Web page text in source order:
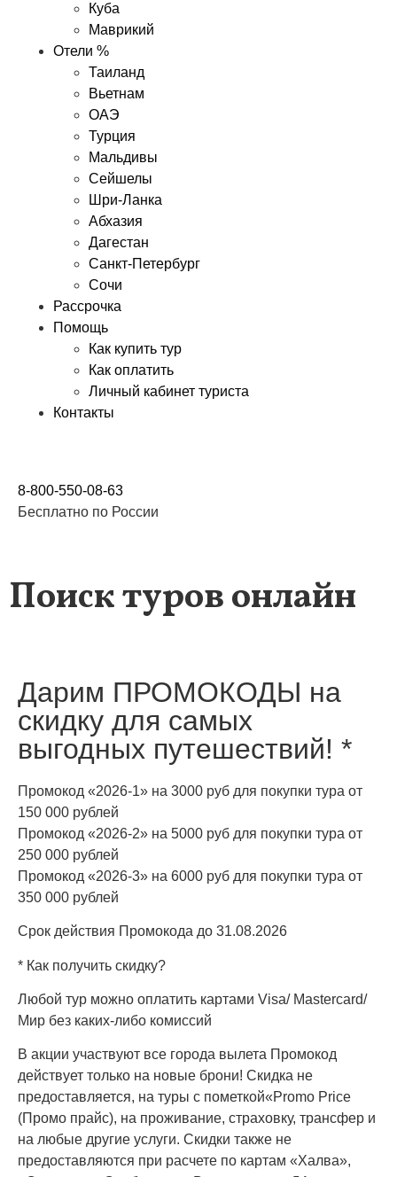
Куба
Маврикий
Отели %
Таиланд
Вьетнам
ОАЭ
Турция
Мальдивы
Сейшелы
Шри-Ланка
Абхазия
Дагестан
Санкт-Петербург
Сочи
Рассрочка
Помощь
Как купить тур
Как оплатить
Личный кабинет туриста
Контакты
8-800-550-08-63
Бесплатно по России
Поиск туров онлайн
Дарим ПРОМОКОДЫ на
скидку для самых
выгодных путешествий! *
Промокод «2026-1» на 3000 руб для покупки тура от
150 000 рублей
Промокод «2026-2» на 5000 руб для покупки тура от
250 000 рублей
Промокод «2026-3» на 6000 руб для покупки тура от
350 000 рублей
Срок действия Промокода до 31.08.2026
* Как получить скидку?
Любой тур можно оплатить картами Visa/ Mastercard/
Мир без каких-либо комиссий
В акции участвуют все города вылета Промокод
действует только на новые брони! Скидка не
предоставляется, на туры с пометкой«Promo Price
(Промо прайс), на проживание, страховку, трансфер и
на любые другие услуги. Скидки также не
предоставляются при расчете по картам «Халва»,